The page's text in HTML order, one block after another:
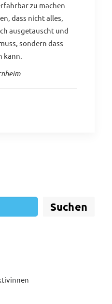
zu machen
dass nicht alles,
ausgetauscht und
sondern dass
kann.
Suchen